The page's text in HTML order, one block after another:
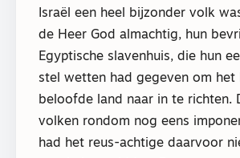
Israël een heel bijzonder volk
de Heer God almachtig, hun
Egyptische slavenhuis, die hun
stel wetten had gegeven om het
beloofde land naar in te richten.
volken rondom nog eens
had het reus-achtige daarvoor